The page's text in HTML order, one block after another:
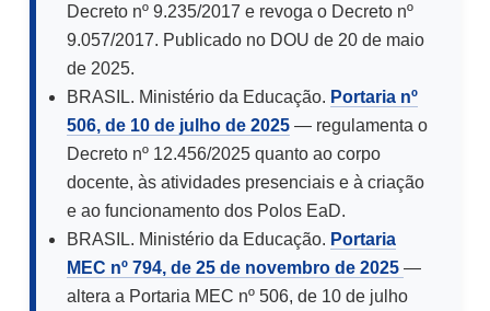
Decreto nº 9.235/2017 e revoga o Decreto nº
9.057/2017. Publicado no DOU de 20 de maio
de 2025.
BRASIL. Ministério da Educação. Portaria nº
506, de 10 de julho de 2025 — regulamenta o
Decreto nº 12.456/2025 quanto ao corpo
docente, às atividades presenciais e à criação
e ao funcionamento dos Polos EaD.
BRASIL. Ministério da Educação. Portaria
MEC nº 794, de 25 de novembro de 2025 —
altera a Portaria MEC nº 506, de 10 de julho